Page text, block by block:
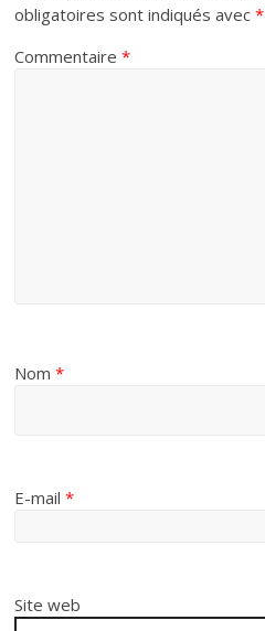
obligatoires sont indiqués avec*
Commentaire*
Nom*
E-mail*
Site web